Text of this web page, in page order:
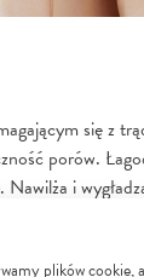
plików cookie,
się z
porów.
i